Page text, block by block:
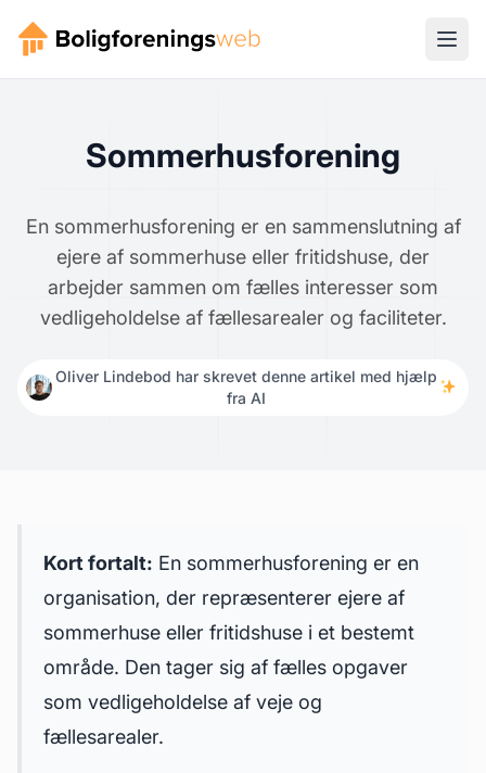
Sommerhusforening
En sommerhusforening er en sammenslutning af
ejere af sommerhuse eller fritidshuse, der
arbejder sammen om fælles interesser som
vedligeholdelse af fællesarealer og faciliteter.
Oliver Lindebod har skrevet denne artikel med hjælp
fra AI
Kort fortalt: En sommerhusforening er en
organisation, der repræsenterer ejere af
sommerhuse eller fritidshuse i et bestemt
område. Den tager sig af fælles opgaver
som vedligeholdelse af veje og
fællesarealer.